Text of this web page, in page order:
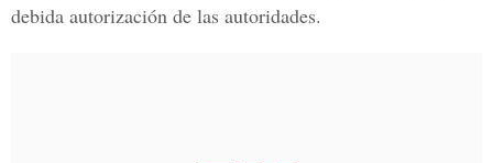
debida autorización de las autoridades.